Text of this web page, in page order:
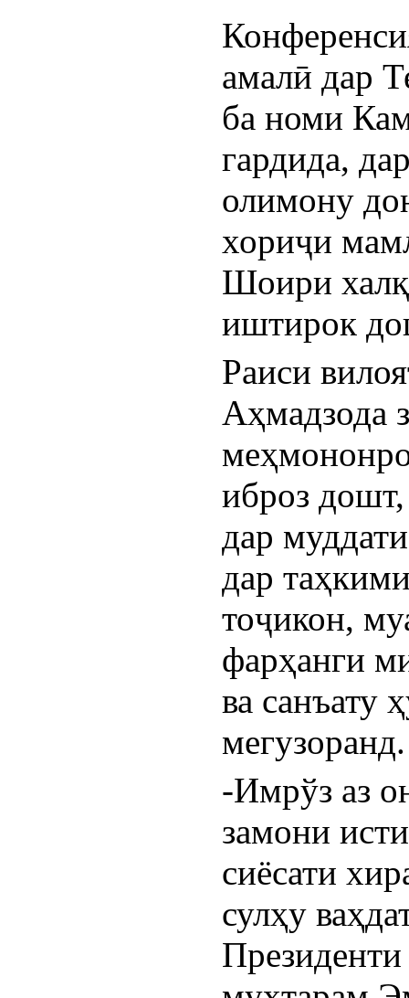
амалӣ дар
ба номи
гардида,
олимону
хориҷи
Шоири
иштирок
Раиси
Аҳмадзода
иброз
дар
дар
тоҷикон,
фарҳанги
ва санъату
мегузоранд.
-Имрўз аз
замони
сиёсати
сулҳу